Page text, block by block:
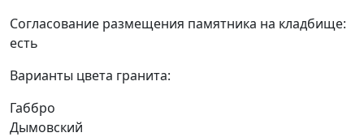
Согласование размещения памятника на кладбище:
есть
Варианты цвета гранита:
Габбро
Дымовский